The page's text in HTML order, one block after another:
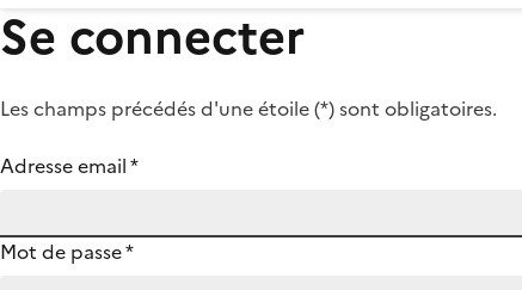
Se connecter
Les champs précédés d'une étoile (*) sont obligatoires.
Adresse email*
Mot de passe*